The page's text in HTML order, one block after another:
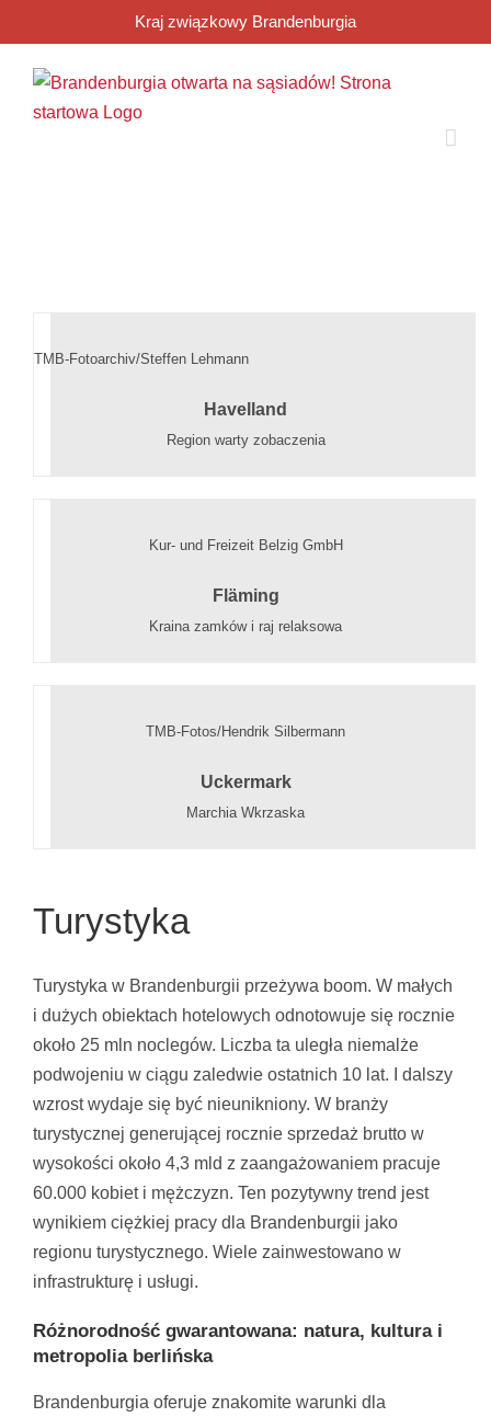
do
zawartości
Kraj związkowy Brandenburgia
TMB-Fotoarchiv/Steffen Lehmann
Havelland
Region warty zobaczenia
Kur- und Freizeit Belzig GmbH
Fläming
Kraina zamków i raj relaksowa
TMB-Fotos/Hendrik Silbermann
Uckermark
Marchia Wkrzaska
Turystyka
Turystyka w Brandenburgii przeżywa boom. W małych
i dużych obiektach hotelowych odnotowuje się rocznie
około 25 mln noclegów. Liczba ta uległa niemalże
podwojeniu w ciągu zaledwie ostatnich 10 lat. I dalszy
wzrost wydaje się być nieunikniony. W branży
turystycznej generującej rocznie sprzedaż brutto w
wysokości około 4,3 mld z zaangażowaniem pracuje
60.000 kobiet i mężczyzn. Ten pozytywny trend jest
wynikiem ciężkiej pracy dla Brandenburgii jako
regionu turystycznego. Wiele zainwestowano w
infrastrukturę i usługi.
Różnorodność gwarantowana: natura, kultura i
metropolia berlińska
Brandenburgia oferuje znakomite warunki dla